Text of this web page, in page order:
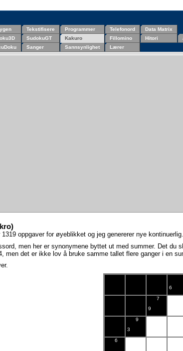
Tekstifisere Programmer Telefonord
Data Matrix
SudokuGT Kakuro Fillomino Hitori
Sanger Sannsynlighet Lærer
oppgaver for øyeblikket og jeg genererer nye kontinuerlig.
men her er synonymene byttet ut med summer. Det
men det er ikke lov å bruke samme tallet flere ganger i en
6
7
9
9
3
6